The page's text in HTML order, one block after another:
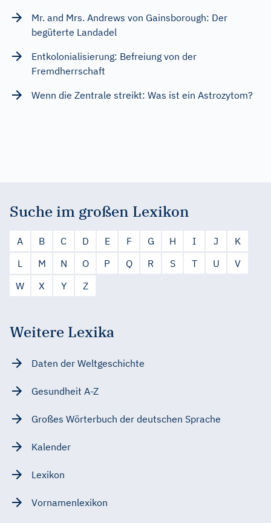
Mr. and Mrs. Andrews von Gainsborough: Der
begüterte Landadel
Entkolonialisierung: Befreiung von der
Fremdherrschaft
Wenn die Zentrale streikt: Was ist ein Astrozytom?
Suche im großen Lexikon
A B C D E F G H I J
K
L
M N O P Q R S T U
V
W
X Y Z
Weitere Lexika
Daten der Weltgeschichte
Gesundheit A-Z
Großes Wörterbuch der deutschen Sprache
Kalender
Lexikon
Vornamenlexikon